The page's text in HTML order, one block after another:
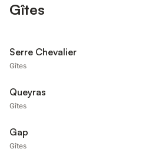
Gîtes
Serre Chevalier
Gîtes
Queyras
Gîtes
Gap
Gîtes